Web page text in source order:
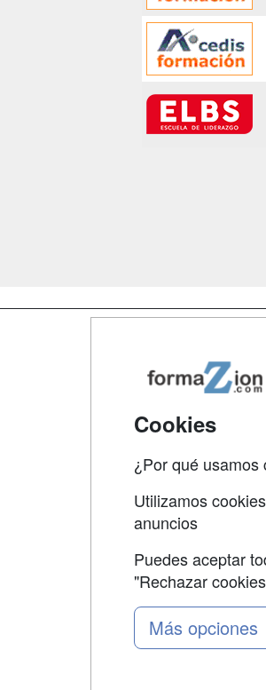
Grupo formazion:
Cookies
¿Por qué usamos
Utilizamos
anuncios
Puedes aceptar
"Rechazar
Más opciones